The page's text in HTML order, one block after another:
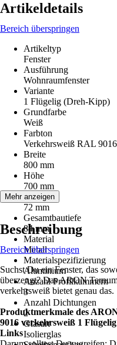
Artikeldetails
Bereich überspringen
Artikeltyp
Fenster
Ausführung
Wohnraumfenster
Variante
1 Flügelig (Dreh-Kipp)
Grundfarbe
Weiß
Farbton
Verkehrsweiß RAL 9016
Breite
800 mm
Höhe
700 mm
Bautiefe
72 mm
Gesamtbautiefe
84 mm
Material
Metall
Materialspezifizierung
Aluminium
Anzahl Profilkammern
3
Anzahl Dichtungen
2
Glasart
Isolierglas
Mehr anzeigen
Beschreibung
Bereich überspringen
Suchst Du ein Fenster, das
überzeugt? Das ARON
verkehrsweiß bietet genau das.
Produktmerkmale des
9016 verkehrsweiß 1
Links